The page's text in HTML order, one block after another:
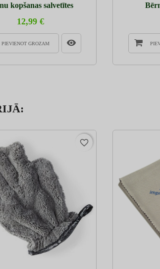
kopšanas salvetītes
12,99 €
PIEVIENOT GROZAM
favorite_border